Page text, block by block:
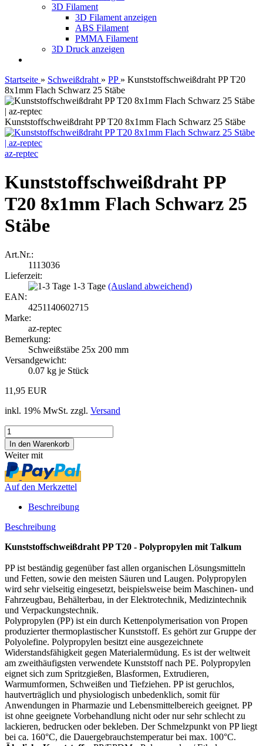
3D Filament
3D Filament anzeigen
ABS Filament
PMMA Filament
3D Druck anzeigen
Startseite » Schweißdraht » PP » Kunststoffschweißdraht PP T20
8x1mm Flach Schwarz 25 Stäbe
Kunststoffschweißdraht PP T20 8x1mm Flach Schwarz 25 Stäbe
az-reptec
Kunststoffschweißdraht PP
T20 8x1mm Flach Schwarz 25
Stäbe
Art.Nr.:
1113036
Lieferzeit:
1-3 Tage (Ausland abweichend)
EAN:
4251140602715
Marke:
az-reptec
Bemerkung:
Schweißstäbe 25x 200 mm
Versandgewicht:
0.07 kg je Stück
11,95 EUR
inkl. 19% MwSt. zzgl. Versand
Weiter mit
Auf den Merkzettel
Beschreibung
Beschreibung
Kunststoffschweißdraht PP T20 - Polypropylen mit Talkum
PP ist beständig gegenüber fast allen organischen Lösungsmitteln
und Fetten, sowie den meisten Säuren und Laugen. Polypropylen
wird sehr vielseitig eingesetzt, beispielsweise beim Maschinen- und
Fahrzeugbau, Behälterbau, in der Elektrotechnik, Medizintechnik
und Verpackungstechnik.
Polypropylen (PP) ist ein durch Kettenpolymerisation von Propen
produzierter thermoplastischer Kunststoff. Es gehört zur Gruppe der
Polyolefine. Polypropylen besitzt eine ausgezeichnete
Widerstandsfähigkeit gegen Materialermüdung. Es ist der weltweit
am zweithäufigsten verwendete Kunststoff nach PE. Polypropylen
eignet sich zum Spritzgießen, Blasformen, Extrudieren,
Warmumformen, Schweißen und Tiefziehen. PP ist geruchlos,
hautverträglich und physiologisch unbedenklich, somit für
Anwendungen in Pharmazie und Lebensmittelbereich geeignet. PP
ist ohne geeignete Vorbehandlung nicht oder nur sehr schlecht zu
lackieren, bedrucken oder bekleben. Der Schmelzpunkt von PP liegt
bei ca. 160°C, die Dauergebrauchstemperatur bei max. 100°C.